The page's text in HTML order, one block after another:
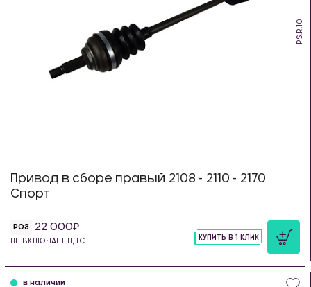
PS.R.10
Привод в сборе правый 2108 - 2110 - 2170
Спорт
РОЗ 22 000
НЕ ВКЛЮЧАЕТ НДС
КУПИТЬ В 1 КЛИК
в наличии